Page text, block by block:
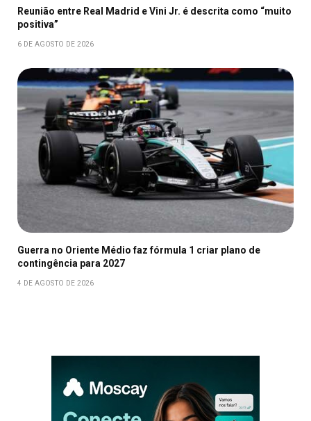
Reunião entre Real Madrid e Vini Jr. é descrita como “muito
positiva”
6 DE AGOSTO DE 2026
Guerra no Oriente Médio faz fórmula 1 criar plano de
contingência para 2027
4 DE AGOSTO DE 2026